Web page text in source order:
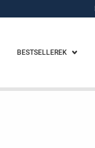
BESTSELLEREK